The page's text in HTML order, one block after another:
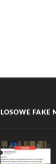
LOSOWE FAKE